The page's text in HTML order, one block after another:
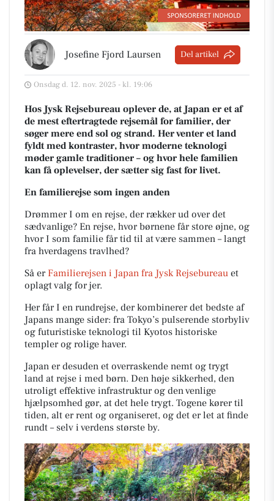
Josefine Fjord Laursen Del artikel
Onsdag d. 12. nov. 2025 - kl. 19:06
Hos Jysk Rejsebureau oplever de, at Japan er et af
de mest eftertragtede rejsemål for familier, der
søger mere end sol og strand. Her venter et land
fyldt med kontraster, hvor moderne teknologi
møder gamle traditioner – og hvor hele familien
kan få oplevelser, der sætter sig fast for livet.
En familierejse som ingen anden
Drømmer I om en rejse, der rækker ud over det
sædvanlige? En rejse, hvor børnene får store øjne, og
hvor I som familie får tid til at være sammen – langt
fra hverdagens travlhed?
Så er Familierejsen i Japan fra Jysk Rejsebureau et
oplagt valg for jer.
Her får I en rundrejse, der kombinerer det bedste af
Japans mange sider: fra Tokyo’s pulserende storbyliv
og futuristiske teknologi til Kyotos historiske
templer og rolige haver.
Japan er desuden et overraskende nemt og trygt
land at rejse i med børn. Den høje sikkerhed, den
utroligt effektive infrastruktur og den venlige
hjælpsomhed gør, at det hele trygt. Togene kører til
tiden, alt er rent og organiseret, og det er let at finde
rundt – selv i verdens største by.